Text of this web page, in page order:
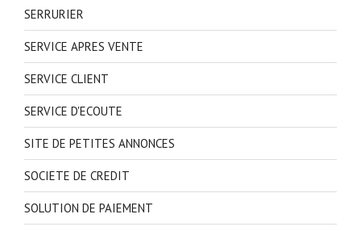
SERRURIER
SERVICE APRES VENTE
SERVICE CLIENT
SERVICE D'ECOUTE
SITE DE PETITES ANNONCES
SOCIETE DE CREDIT
SOLUTION DE PAIEMENT